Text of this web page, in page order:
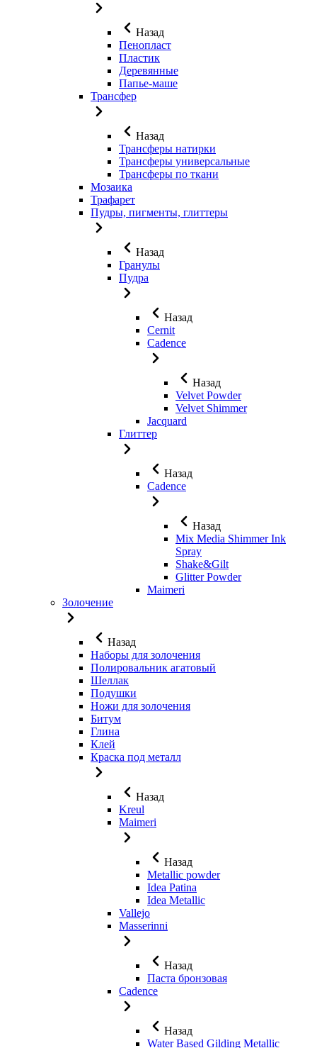
Назад
Пенопласт
Пластик
Деревянные
Папье-маше
Трансфер
Назад
Трансферы натирки
Трансферы универсальные
Трансферы по ткани
Мозаика
Трафарет
Пудры, пигменты, глиттеры
Назад
Гранулы
Пудра
Назад
Cernit
Cadence
Назад
Velvet Powder
Velvet Shimmer
Jaсquard
Глиттер
Назад
Cadence
Назад
Mix Media Shimmer Ink
Spray
Shake&Gilt
Glitter Powder
Maimeri
Золочение
Назад
Наборы для золочения
Полировальник агатовый
Шеллак
Подушки
Ножи для золочения
Битум
Глина
Клей
Краска под металл
Назад
Kreul
Maimeri
Назад
Metallic powder
Idea Patina
Idea Metallic
Vallejo
Masserinni
Назад
Паста бронзовая
Cadence
Назад
Water Based Gilding Metallic